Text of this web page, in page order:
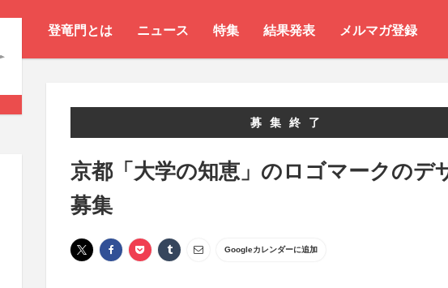
登竜門とは ニュース 特集 結果発表 メルマガ登録
募集終了
京都「大学の知恵」のロゴマークのデ
募集
Googleカレンダーに追加